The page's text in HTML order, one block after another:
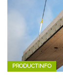
PRODUCTINFO